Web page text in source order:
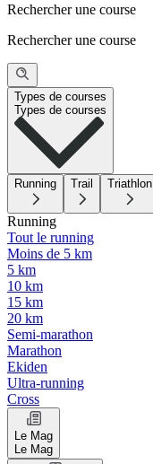
Rechercher une course
Rechercher une course
Types de courses
Types de courses
Running Trail Triathlon
Running
Tout le running
Moins de 5 km
5 km
10 km
15 km
20 km
Semi-marathon
Marathon
Ekiden
Ultra-running
Cross
Le Mag
Le Mag